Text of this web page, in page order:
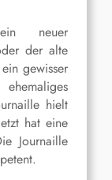
neuer
der alte
gewisser
hielt
hat eine
Journaille